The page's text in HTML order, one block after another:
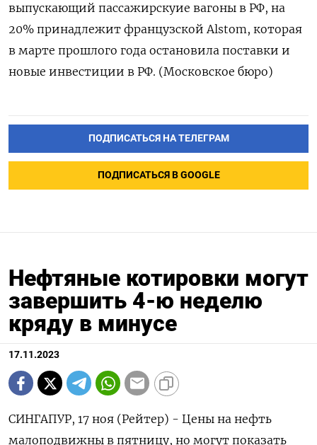
выпускающий пассажирскуие вагоны в РФ, на
20% принадлежит французской Alstom, которая
в марте прошлого года остановила поставки и
новые инвестиции в РФ. (Московское бюро)
ПОДПИСАТЬСЯ НА ТЕЛЕГРАМ
ПОДПИСАТЬСЯ В GOOGLE
Нефтяные котировки могут
завершить 4-ю неделю
кряду в минусе
17.11.2023
СИНГАПУР, 17 ноя (Рейтер) - Цены на нефть
малоподвижны в пятницу, но могут показать